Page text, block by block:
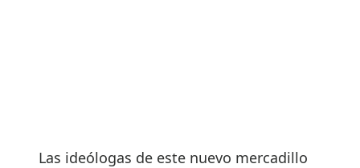
Las ideólogas de este nuevo mercadillo